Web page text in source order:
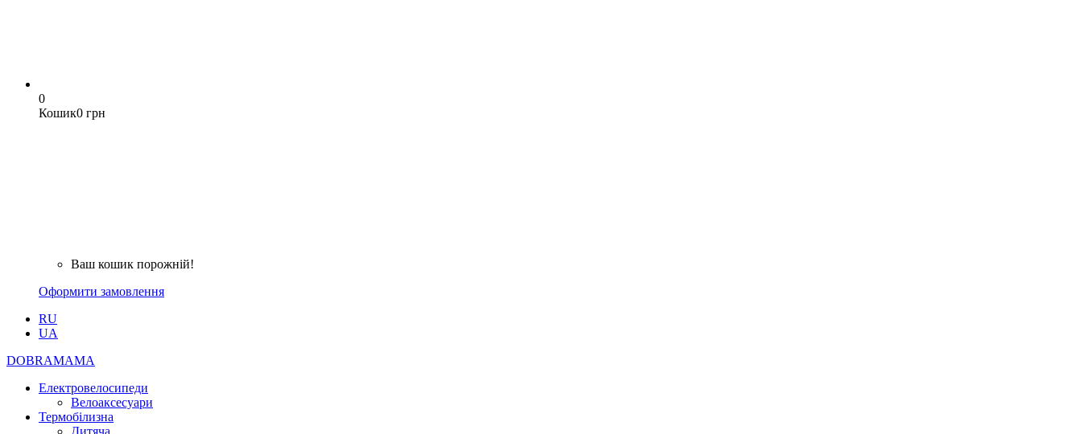
0
Кошик0 грн
Ваш кошик порожній!
Оформити замовлення
RU
UA
DOBRAMAMA
Електровелосипеди
Велоаксесуари
Термобілизна
Дитяча